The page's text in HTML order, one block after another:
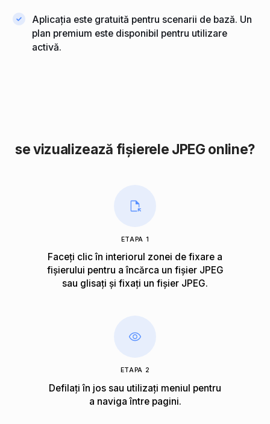
Aplicația este gratuită pentru scenarii de bază. Un
plan premium este disponibil pentru utilizare
activă.
se vizualizează fișierele JPEG online?
ETAPA 1
Faceți clic în interiorul zonei de fixare a
fișierului pentru a încărca un fișier JPEG
sau glisați și fixați un fișier JPEG.
ETAPA 2
Defilați în jos sau utilizați meniul pentru
a naviga între pagini.